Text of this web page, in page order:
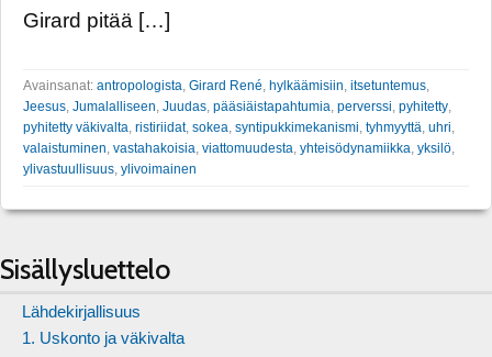
Girard pitää […]
Avainsanat: antropologista Girard René hylkäämisiin itsetuntemus
Jeesus Jumalalliseen Juudas pääsiäistapahtumia perverssi pyhitetty
pyhitetty väkivalta ristiriidat, sokea syntipukkimekanismi tyhmyyttä uhri
valaistuminen vastahakoisia viattomuudesta yhteisödynamiikka yksilö
ylivastuullisuus ylivoimainen
Sisällysluettelo
Lähdekirjallisuus
1. Uskonto ja väkivalta